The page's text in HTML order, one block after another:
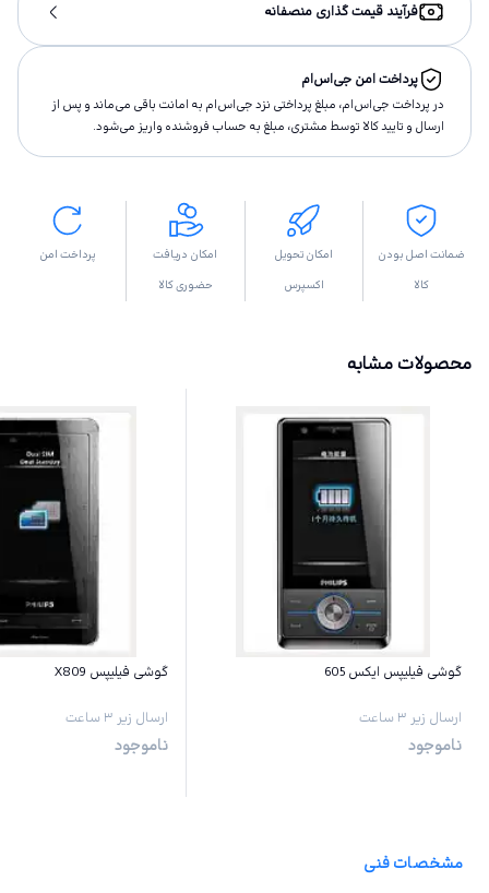
فرآیند قیمت گذاری منصفانه
پرداخت امن جی‌اس‌ام
در پرداخت جی‌اس‌ام، مبلغ پرداختى نزد جی‌اس‌ام به امانت باقى مى‌ماند و پس از
ارسال و تاييد كالا توسط مشتری، مبلغ به حساب فروشنده واريز مى‌شود.
ضمانت اصل بودن
کالا
امکان تحویل
اکسپرس
امکان دریافت
حضوری کالا
پرداخت امن
محصولات مشابه
گوشی فیلیپس ایکس 605
ارسال زیر ۳ ساعت
ناموجود
گوشی فیلیپس X809
ارسال زیر ۳ ساعت
ناموجود
مشخصات فنی